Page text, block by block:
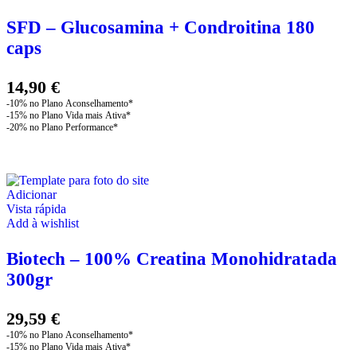
SFD – Glucosamina + Condroitina 180
caps
14,90 €
Adicionar
Vista rápida
Add à wishlist
Biotech – 100% Creatina Monohidratada
300gr
29,59 €